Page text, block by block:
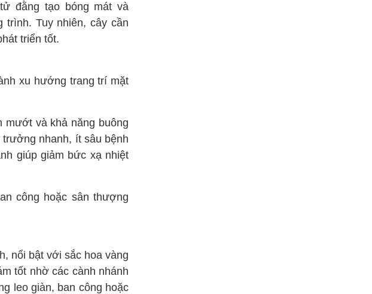
đằng tạo bóng mát và
trình. Tuy nhiên, cây cần
triển tốt.
xu hướng trang trí mặt
mướt và khả năng buông
nhanh, ít sâu bệnh
giúp giảm bức xạ nhiệt
công hoặc sân thượng
nổi bật với sắc hoa vàng
tốt nhờ các cành nhánh
leo giàn, ban công hoặc